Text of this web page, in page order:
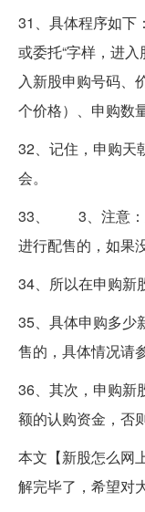
31、具体程序如
或委托“字样，进
入新股申购号码、
个价格）、申购数
32、记住，申购天
会。
33、 3、注意：
进行配售的，如果
34、所以在申购新
35、具体申购多少
售的，具体情况请
36、其次，申购新
额的认购资金，否
本文【新股怎么网
解完毕了，希望对